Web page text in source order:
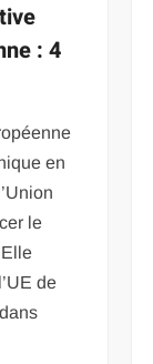
: 4
en
le
de